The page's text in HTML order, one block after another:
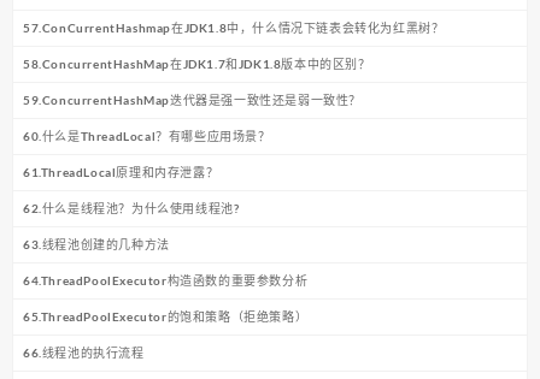
57.ConCurrentHashmap在JDK1.8中，什么情况下链表会转化为红黑树？
58.ConcurrentHashMap在JDK1.7和JDK1.8版本中的区别？
59.ConcurrentHashMap迭代器是强一致性还是弱一致性？
60.什么是ThreadLocal？有哪些应用场景？
61.ThreadLocal原理和内存泄露？
62.什么是线程池？为什么使用线程池?
63.线程池创建的几种方法
64.ThreadPoolExecutor构造函数的重要参数分析
65.ThreadPoolExecutor的饱和策略（拒绝策略）
66.线程池的执行流程